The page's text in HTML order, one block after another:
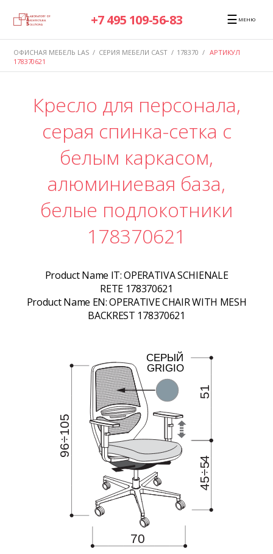
+7 495 109-56-83 ☰ МЕНЮ
ОФИСНАЯ МЕБЕЛЬ LAS / СЕРИЯ МЕБЕЛИ CAST / 178370 / АРТИКУЛ
178370621
Кресло для персонала,
серая спинка-сетка с
белым каркасом,
алюминиевая база,
белые подлокотники
178370621
Product Name IT:OPERATIVA SCHIENALE
RETE 178370621
Product Name EN:OPERATIVE CHAIR WITH MESH
BACKREST 178370621